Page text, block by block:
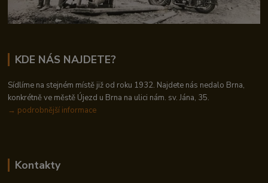
KDE NÁS NAJDETE?
Sídlíme na stejném místě již od roku 1932. Najdete nás nedalo Brna,
konkrétně ve městě Újezd u Brna na ulici nám. sv. Jána, 35.
→ podrobnější informace
Kontakty